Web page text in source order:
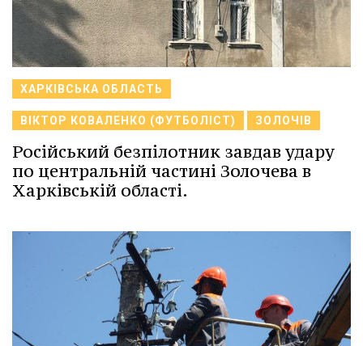
ХАРКІВСЬКА ОБЛАСТЬ
ВІКТОР КОВАЛЕНКО (ФУТБОЛІСТ) ЗОЛОЧІВ
Російський безпілотник завдав удару
по центральній частині Золочева в
Харківській області.